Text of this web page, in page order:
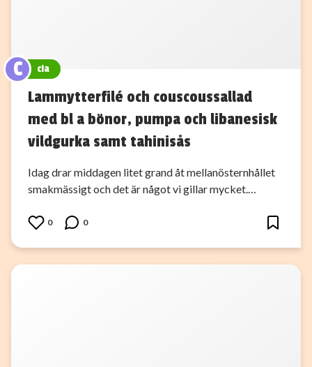
C cia
Lammytterfilé och couscoussallad
med bl a bönor, pumpa och libanesisk
vildgurka samt tahinisås
Idag drar middagen litet grand åt mellanösternhållet
smakmässigt och det är något vi gillar mycket.…
0 0